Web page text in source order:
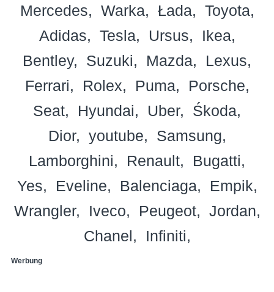
Mercedes
Warka Łada
Toyota
Adidas
Tesla Ursus
Ikea
Bentley
Suzuki Mazda
Lexus
Ferrari
Rolex Puma
Porsche
Seat
Hyundai Uber
Śkoda
Dior
youtube
Samsung
Lamborghini
Renault
Bugatti
Yes
Eveline Balenciaga
Empik
Wrangler
Iveco Peugeot
Jordan
Chanel
Infiniti
Werbung